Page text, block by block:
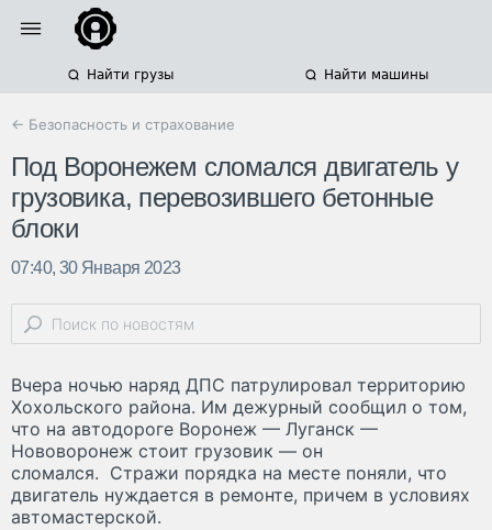
Найти грузы Найти машины
← Безопасность и страхование
Под Воронежем сломался двигатель у
грузовика, перевозившего бетонные
блоки
07:40, 30 Января 2023
Вчера ночью наряд ДПС патрулировал территорию
Хохольского района. Им дежурный сообщил о том,
что на автодороге Воронеж — Луганск —
Нововоронеж стоит грузовик — он
сломался. Стражи порядка на месте поняли, что
двигатель нуждается в ремонте, причем в условиях
автомастерской.